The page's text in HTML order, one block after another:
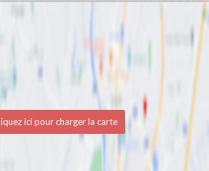
ici pour charger la carte